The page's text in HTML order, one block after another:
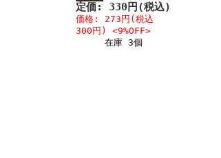
定価: 330円(税込)
価格: 273円(税込
300円) <9%OFF>
在庫 3個